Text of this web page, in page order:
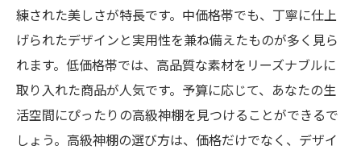
高級神棚が生む神聖な空間の重要性
精神的浄化を促す高級神棚の力
高級神棚がもたらす内省の時間
練された美しさが特長です。中価格帯でも、丁寧に仕上
げられたデザインと実用性を兼ね備えたものが多く見ら
れます。低価格帯では、高品質な素材をリーズナブルに
取り入れた商品が人気です。予算に応じて、あなたの生
活空間にぴったりの高級神棚を見つけることができるで
しょう。高級神棚の選び方は、価格だけでなく、デザイ